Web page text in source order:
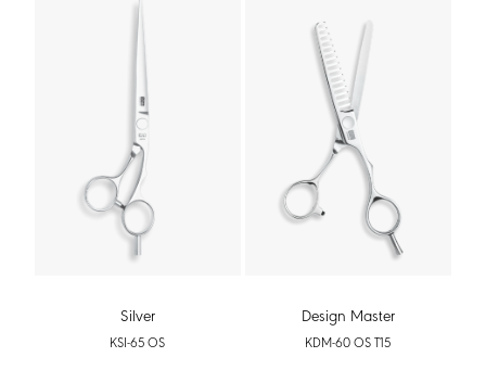
Silver
KSI-65 OS
Design Master
KDM-60 OS T15